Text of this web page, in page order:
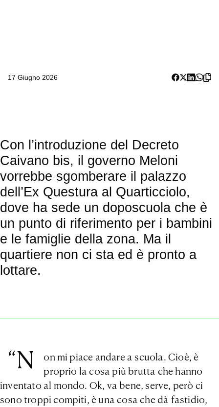
17 Giugno 2026
Con l’introduzione del Decreto
Caivano bis, il governo Meloni
vorrebbe sgomberare il palazzo
dell’Ex Questura al Quarticciolo,
dove ha sede un doposcuola che è
un punto di riferimento per i bambini
e le famiglie della zona. Ma il
quartiere non ci sta ed è pronto a
lottare.
“N
on mi piace andare a scuola. Cioè, è
proprio la cosa più brutta che hanno
inventato al mondo. Ok, va bene, serve, però ci
sono troppi compiti, è una cosa che dà fastidio,